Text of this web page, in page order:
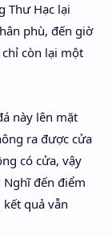
Thư Hạc lại
phù, đến giờ
còn lại một
này lên mặt
ra được cửa
có cửa, vậy
đến điểm
quả vẫn